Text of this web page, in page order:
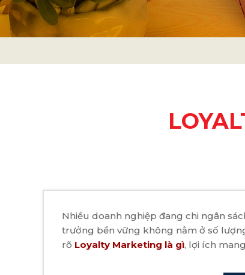
Nhiều doanh nghiệp đang chi ngân
trưởng bền vững không nằm ở số
rõ Loyalty Marketing là gì, lợi ích